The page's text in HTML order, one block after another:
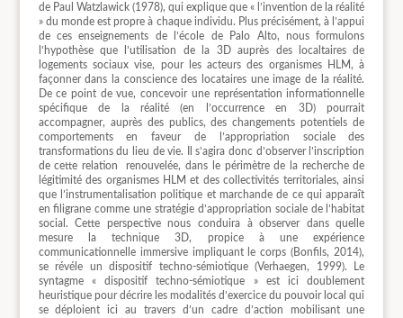
de Paul Watzlawick (1978), qui explique que « l’invention de la réalité
» du monde est propre à chaque individu. Plus précisément, à l’appui
de ces enseignements de l’école de Palo Alto, nous formulons
l’hypothèse que l’utilisation de la 3D auprès des localtaires de
logements sociaux vise, pour les acteurs des organismes HLM, à
façonner dans la conscience des locataires une image de la réalité.
De ce point de vue, concevoir une représentation informationnelle
spécifique de la réalité (en l’occurrence en 3D) pourrait
accompagner, auprès des publics, des changements potentiels de
comportements en faveur de l’appropriation sociale des
transformations du lieu de vie. Il s’agira donc d’observer l’inscription
de cette relation
renouvelée, dans le périmètre de la recherche de
légitimité des organismes HLM et des collectivités territoriales, ainsi
que l’instrumentalisation politique et marchande de ce qui apparaît
en filigrane comme une stratégie d’appropriation sociale de l’habitat
social. Cette perspective nous conduira à observer dans quelle
mesure la technique 3D, propice à une expérience
communicationnelle immersive impliquant le corps (Bonfils, 2014),
se révéle un dispositif techno-sémiotique (Verhaegen, 1999). Le
syntagme « dispositif techno-sémiotique » est ici doublement
heuristique pour décrire les modalités d’exercice du pouvoir local qui
se déploient ici au travers d’un cadre d’action mobilisant une